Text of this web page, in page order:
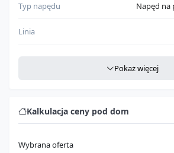
Typ napędu Napęd na
Linia
Rodzaj nadwozia
Pokaż więcej
Kalkulacja ceny pod dom
Wybrana oferta